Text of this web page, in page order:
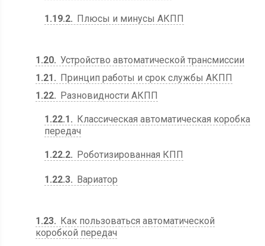
1.19.2 Плюсы и минусы АКПП
1.20 Устройство автоматической трансмиссии
1.21
Принцип работы и срок службы АКПП
1.22
Разновидности АКПП
1.22.1
Классическая автоматическая коробка
передач
1.22.2 Роботизированная КПП
1.22.3 Вариатор
1.23
Как пользоваться автоматической
коробкой передач